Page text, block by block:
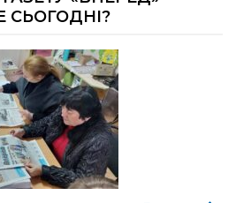
розповіла, коли
особи
конкурсу «Молода
у номінації «Пульс життя»
Водах
СЬОГОДНІ?